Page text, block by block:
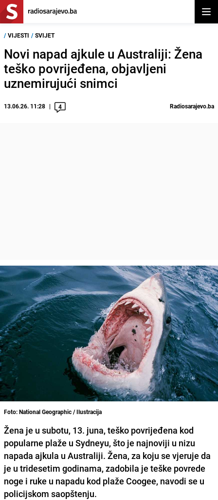
/ VIJESTI / SVIJET
Novi napad ajkule u Australiji: Žena
teško povrijeđena, objavljeni
uznemirujući snimci
13.06.26. 11:28 4 Radiosarajevo.ba
Foto: National Geographic / Ilustracija
Žena je u subotu, 13. juna, teško povrijeđena kod
popularne plaže u Sydneyu, što je najnoviji u nizu
napada ajkula u Australiji. Žena, za koju se vjeruje da
je u tridesetim godinama, zadobila je teške povrede
noge i ruke u napadu kod plaže Coogee, navodi se u
policijskom saopštenju.